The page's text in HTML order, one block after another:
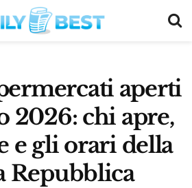
aperti
2026: chi apre,
e gli orari della
Repubblica